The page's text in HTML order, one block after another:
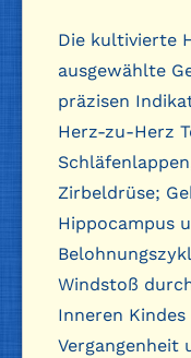
Die kultivierte
ausgewählte
präzisen
Herz-zu-Herz
Zirbeldrüse;
Hippocampus
Windstoß
Inneren
Vergangenheit